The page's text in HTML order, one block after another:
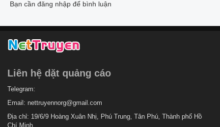
Bạn cần đăng nhập để bình luận
Liên hệ dặt quảng cáo
Telegram:
Email: nettruyennorg@gmail.com
Địa chỉ: 19/6/9 Hoàng Xuân Nhị, Phú Trung, Tân Phú, Thành phố Hồ
Chí Minh